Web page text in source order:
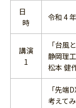
日
時
令和 4
講演
1
「台風
静岡理
松本 健
「先端
考えて